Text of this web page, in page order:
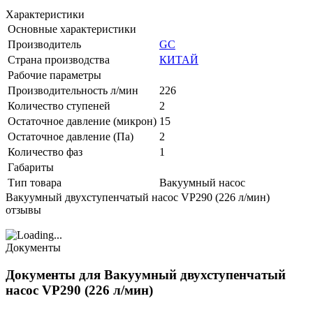
Характеристики
Основные характеристики
Производитель
GC
Страна производства
КИТАЙ
Рабочие параметры
Производительность л/мин
226
Количество ступеней
2
Остаточное давление (микрон) 15
Остаточное давление (Па)
2
Количество фаз
1
Габариты
Тип товара
Вакуумный насос
Вакуумный двухступенчатый насос VP290 (226 л/мин)
отзывы
Документы
Документы для Вакуумный двухступенчатый
насос VP290 (226 л/мин)